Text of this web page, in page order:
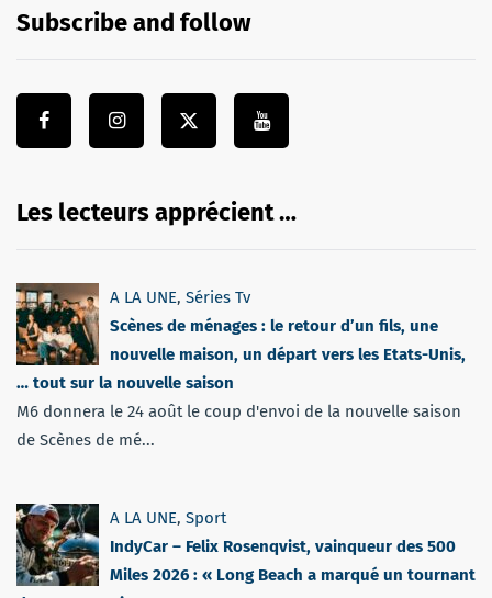
Subscribe and follow
Les lecteurs apprécient …
A LA UNE, Séries Tv
Scènes de ménages : le retour d’un fils, une
nouvelle maison, un départ vers les Etats-Unis,
… tout sur la nouvelle saison
M6 donnera le 24 août le coup d'envoi de la nouvelle saison
de Scènes de mé...
A LA UNE, Sport
IndyCar – Felix Rosenqvist, vainqueur des 500
Miles 2026 : « Long Beach a marqué un tournant